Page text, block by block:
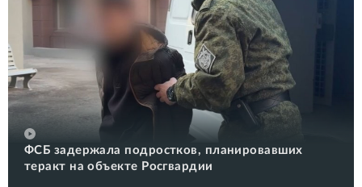
ФСБ задержала подростков, планировавших
теракт на объекте Росгвардии